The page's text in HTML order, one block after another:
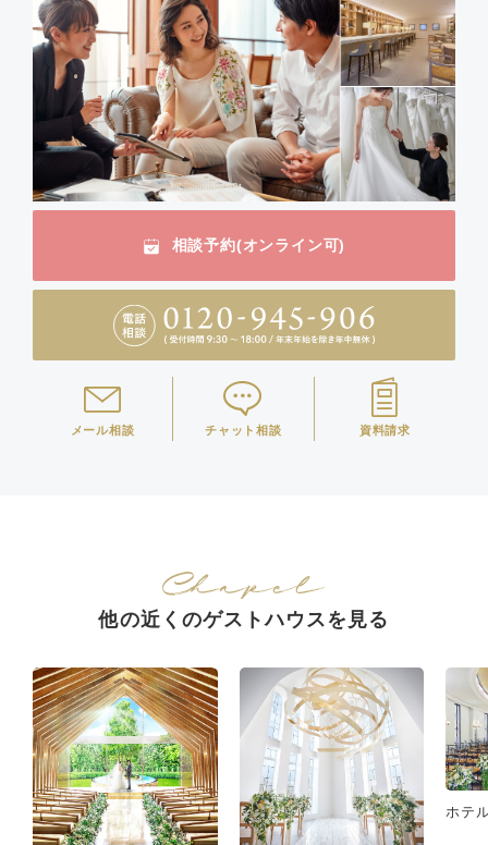
相談予約(オンライン可)
メール相談 チャット相談 資料請求
他の近くのゲストハウスを見る
ホテ